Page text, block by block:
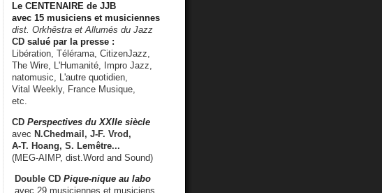
Le CENTENAIRE de JJB
avec 15 musiciens et musiciennes
dist. Orkhêstra et Allumés du Jazz
CD salué par la presse :
Libération, Télérama, CitizenJazz,
The Wire, L'Humanité, Impro Jazz,
natomusic, L'autre quotidien,
Vital Weekly, France Musique,
etc.
CD Perspectives du XXIIe siècle
avec N.Chedmail, J-F. Vrod,
A-T. Hoang, S. Lemêtre...
(MEG-AIMP, dist.Word and Sound)
Double CD Pique-nique au labo
avec 29 musiciennes et musiciens